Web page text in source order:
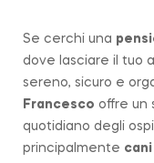
Se cerchi una
dove lasciare il tuo
sereno, sicuro e
Francesco offre un
quotidiano degli
principalmente